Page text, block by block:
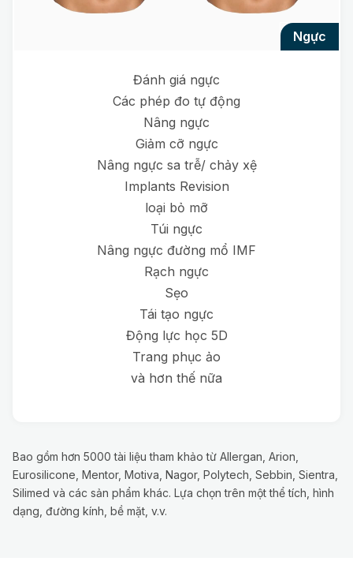
ngực
Đánh giá ngực
Các phép đo tự động
Nâng ngực
Giảm cỡ ngực
Nâng ngực sa trễ/ chảy xệ
Implants Revision
loại bỏ mỡ
Túi ngực
Nâng ngực đường mổ IMF
Rạch ngực
Sẹo
Tái tạo ngực
Động lực học 5D
Trang phục ảo
và hơn thế nữa
Bao gồm hơn 5000 tài liệu tham khảo từ Allergan, Arion,
Eurosilicone, Mentor, Motiva, Nagor, Polytech, Sebbin, Sientra,
Silimed và các sản phẩm khác. Lựa chọn trên một thể tích, hình
dạng, đường kính, bề mặt, v.v.